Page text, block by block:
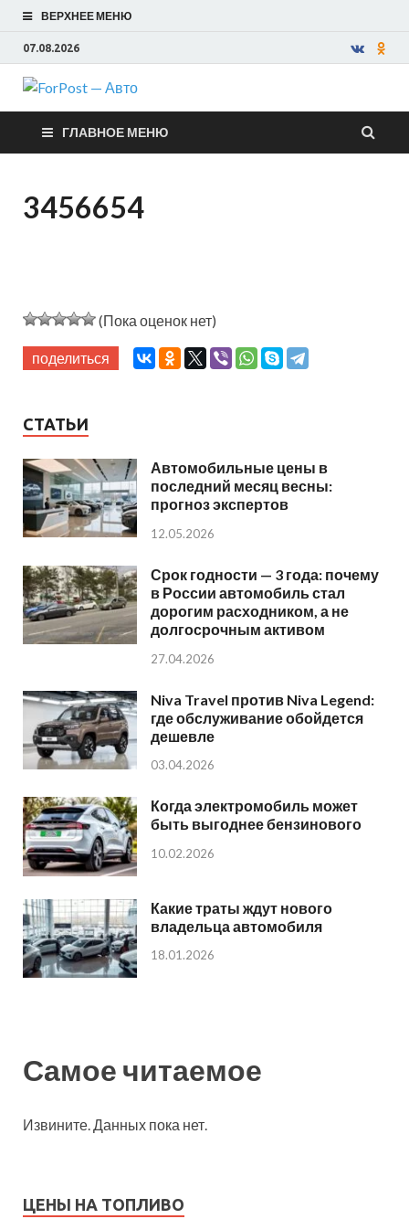
ВЕРХНЕЕ МЕНЮ
07.08.2026
ForPost —
Авто
ГЛАВНОЕ МЕНЮ
3456654
(Пока оценок нет)
поделиться
СТАТЬИ
Автомобильные цены в
последний месяц весны:
прогноз экспертов
12.05.2026
Срок годности — 3 года: почему
в России автомобиль стал
дорогим расходником, а не
долгосрочным активом
27.04.2026
Niva Travel против Niva Legend:
где обслуживание обойдется
дешевле
03.04.2026
Когда электромобиль может
быть выгоднее бензинового
10.02.2026
Какие траты ждут нового
владельца автомобиля
18.01.2026
Самое читаемое
Извините. Данных пока нет.
ЦЕНЫ НА ТОПЛИВО